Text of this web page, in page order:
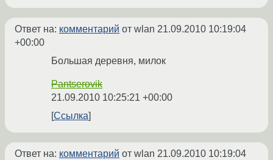
Ответ на: комментарий от wlan 21.09.2010 10:19:04
+00:00
Большая деревня, милок
Pantserovik
21.09.2010 10:25:21 +00:00
Ссылка
Ответ на: комментарий от wlan 21.09.2010 10:19:04